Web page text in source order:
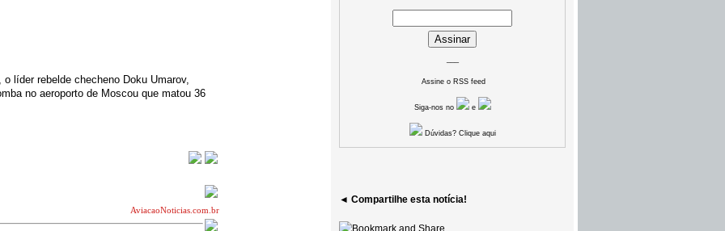
líder rebelde checheno Doku Umarov,
no aeroporto de Moscou que matou 36
AviacaoNoticias.com.br
Assine o RSS feed
Siga-nos no e
Dúvidas? Clique aqui
◄ Compartilhe esta notícia!